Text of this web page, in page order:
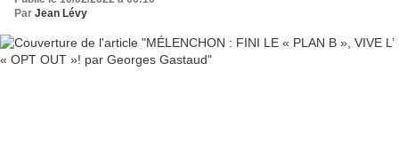
Par Jean Lévy